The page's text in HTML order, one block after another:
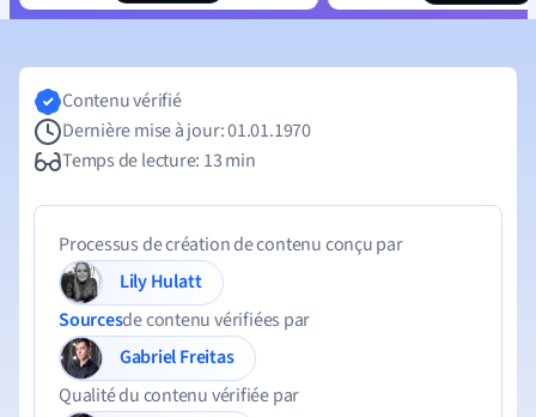
Contenu vérifié
Dernière mise à jour: 01.01.1970
Temps de lecture: 13 min
Processus de création de contenu conçu par
Lily Hulatt
Sourcesde contenu vérifiées par
Gabriel Freitas
Qualité du contenu vérifiée par